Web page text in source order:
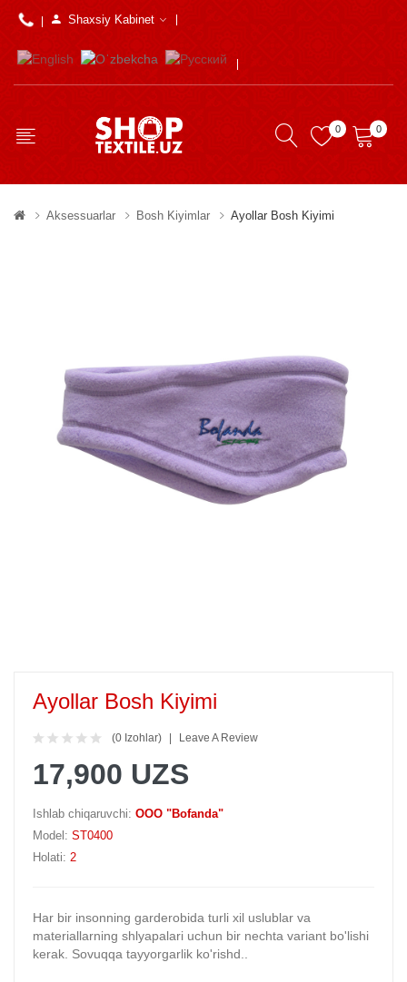
Shaxsiy Kabinet
0 0
Aksessuarlar Bosh Kiyimlar Ayollar Bosh Kiyimi
Ayollar Bosh Kiyimi
(0 Izohlar) Leave A Review
17,900 UZS
Ishlab chiqaruvchi: OOO "Bofanda"
Model: ST0400
Holati: 2
Har bir insonning garderobida turli xil uslublar va
materiallarning shlyapalari uchun bir nechta variant bo'lishi
kerak. Sovuqqa tayyorgarlik ko'rishd..